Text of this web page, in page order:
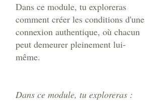
Dans ce module, tu exploreras
comment créer les conditions d'une
connexion authentique, où chacun
peut demeurer pleinement lui-
même.
Dans ce module, tu exploreras :